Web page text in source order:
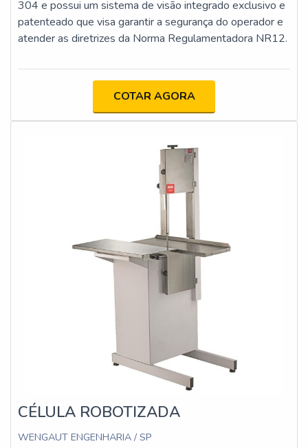
304 e possui um sistema de visão integrado exclusivo e
patenteado que visa garantir a segurança do operador e
atender as diretrizes da Norma Regulamentadora NR12.
COTAR AGORA
CÉLULA ROBOTIZADA
WENGAUT ENGENHARIA / SP